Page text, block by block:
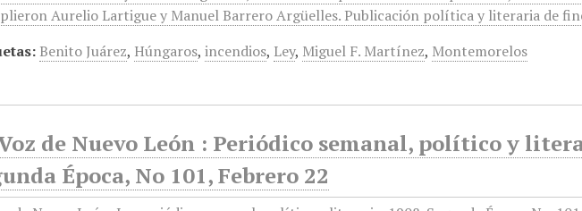
Aurelio Lartigue y Manuel Barrero Argüelles. Publicación política y literaria de
Benito Juárez, Húngaros,incendios, Ley, Miguel F. Martínez, Montemorelos
de Nuevo León : Periódico semanal, político y
Época, No 101, Febrero 22